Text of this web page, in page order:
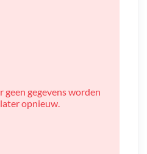
gegevens worden
opnieuw.